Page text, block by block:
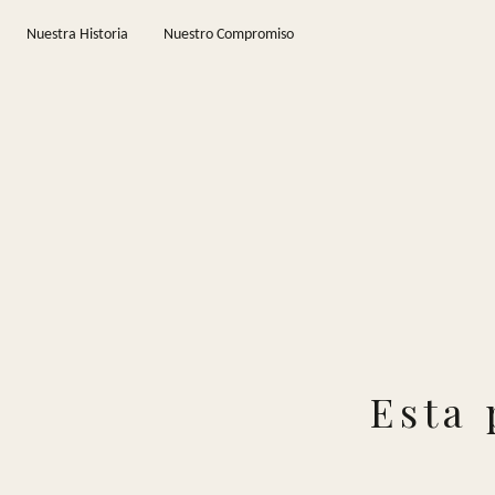
Nuestra Historia Nuestro Compromiso
Esta